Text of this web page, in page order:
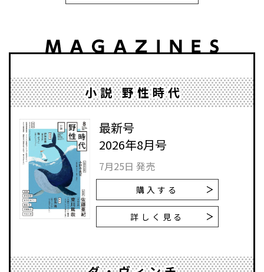
小説 野性時代
最新号
2026年8月号
7月25日 発売
購入する
詳しく見る